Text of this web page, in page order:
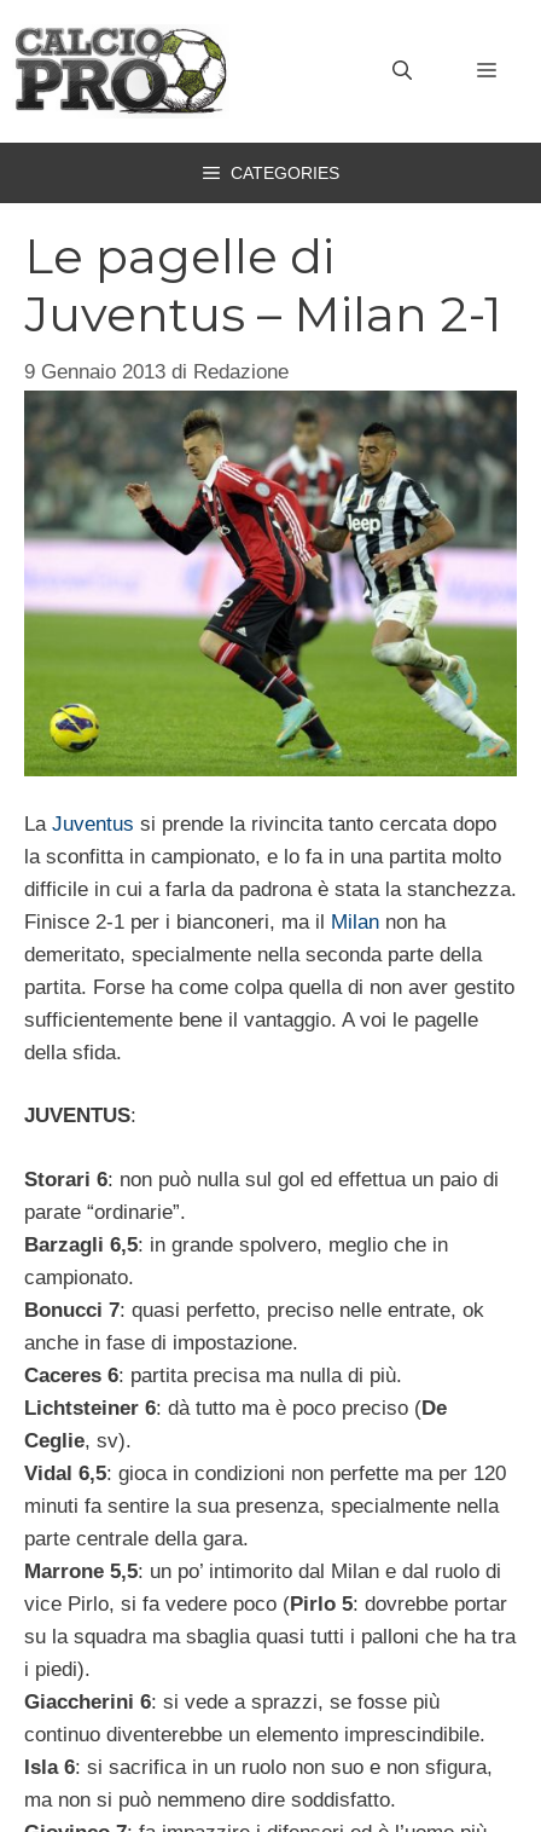
contenuto
CATEGORIES
Le pagelle di
Juventus – Milan 2-1
9 Gennaio 2013 di Redazione
La Juventus si prende la rivincita tanto cercata dopo
la sconfitta in campionato, e lo fa in una partita molto
difficile in cui a farla da padrona è stata la stanchezza.
Finisce 2-1 per i bianconeri, ma il Milan non ha
demeritato, specialmente nella seconda parte della
partita. Forse ha come colpa quella di non aver gestito
sufficientemente bene il vantaggio. A voi le pagelle
della sfida.
JUVENTUS:
Storari 6: non può nulla sul gol ed effettua un paio di
parate “ordinarie”.
Barzagli 6,5: in grande spolvero, meglio che in
campionato.
Bonucci 7: quasi perfetto, preciso nelle entrate, ok
anche in fase di impostazione.
Caceres 6: partita precisa ma nulla di più.
Lichtsteiner 6: dà tutto ma è poco preciso (De
Ceglie, sv).
Vidal 6,5: gioca in condizioni non perfette ma per 120
minuti fa sentire la sua presenza, specialmente nella
parte centrale della gara.
Marrone 5,5: un po’ intimorito dal Milan e dal ruolo di
vice Pirlo, si fa vedere poco (Pirlo 5: dovrebbe portar
su la squadra ma sbaglia quasi tutti i palloni che ha tra
i piedi).
Giaccherini 6: si vede a sprazzi, se fosse più
continuo diventerebbe un elemento imprescindibile.
Isla 6: si sacrifica in un ruolo non suo e non sfigura,
ma non si può nemmeno dire soddisfatto.